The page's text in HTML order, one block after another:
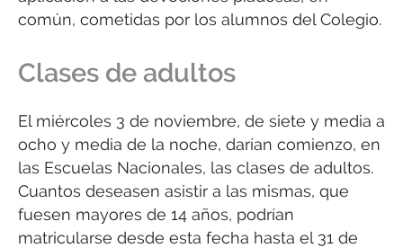
común, cometidas por los alumnos del Colegio.
Clases de adultos
El miércoles 3 de noviembre, de siete y media a
ocho y media de la noche, darían comienzo, en
las Escuelas Nacionales, las clases de adultos.
Cuantos deseasen asistir a las mismas, que
fuesen mayores de 14 años, podrían
matricularse desde esta fecha hasta el 31 de